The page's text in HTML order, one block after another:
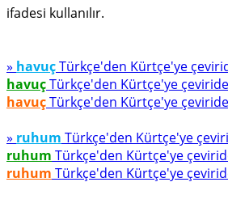
ifadesi kullanılır.
» havuçTürkçe'den Kürtçe'ye
havuçTürkçe'den Kürtçe'ye
havuçTürkçe'den Kürtçe'ye
» ruhum Türkçe'den Kürtçe'ye
ruhum Türkçe'den Kürtçe'ye
ruhum Türkçe'den Kürtçe'ye